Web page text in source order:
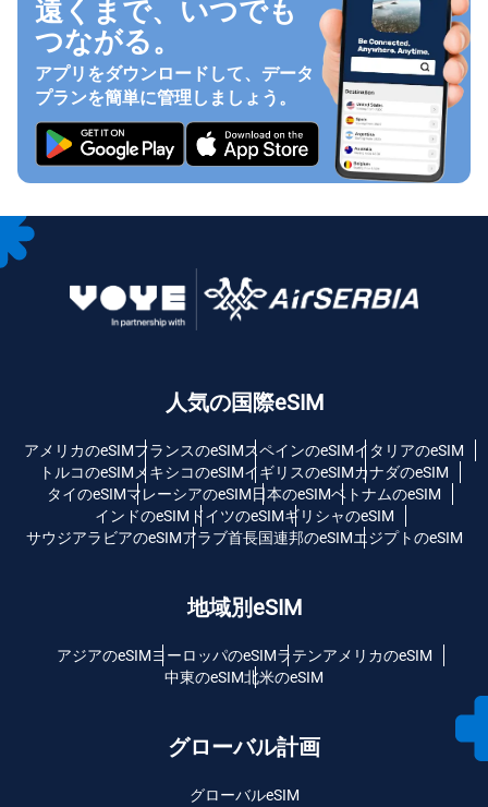
遠くまで、いつでも
つながる。
アプリをダウンロードして、データ
プランを簡単に管理しましょう。
人気の国際eSIM
アメリカのeSIMフランスのeSIMスペインのeSIMイタリアのeSIM
トルコのeSIM メキシコのeSIMイギリスのeSIMカナダのeSIM
タイのeSIMマレーシアのeSIM日本のeSIMベトナムのeSIM
インドのeSIM ドイツのeSIMギリシャのeSIM
サウジアラビアのeSIMアラブ首長国連邦のeSIMエジプトのeSIM
地域別eSIM
アジアのeSIMヨーロッパのeSIMラテンアメリカのeSIM
中東のeSIM北米のeSIM
グローバル計画
グローバルeSIM